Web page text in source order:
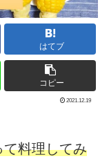
はてブ
コピー
2021.12.19
料理してみ